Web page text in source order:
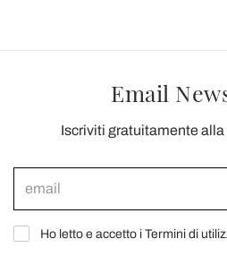
Email
Iscriviti gratuitamente
Ho letto e accetto i Termini di